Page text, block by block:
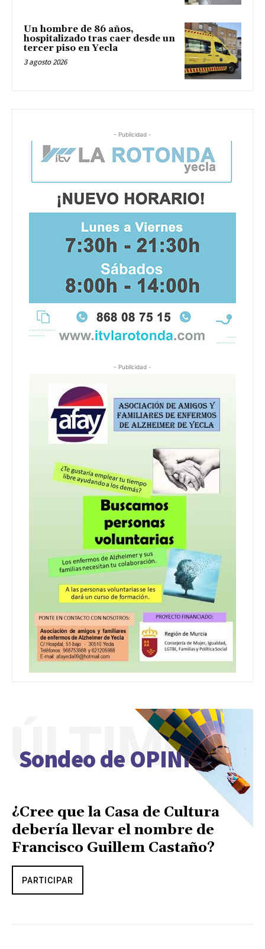
Un hombre de 86 años,
hospitalizado tras caer desde un
tercer piso en Yecla
3 agosto 2026
- Publicidad -
- Publicidad -
Sondeo de OPINIÓN
ÚLTIMO
¿Cree que la Casa de Cultura
debería llevar el nombre de
Francisco Guillem Castaño?
PARTICIPAR